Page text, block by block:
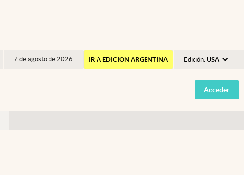
7 de agosto de 2026 IR A EDICIÓN ARGENTINA Edición: USA
Argentina
España
Acceder